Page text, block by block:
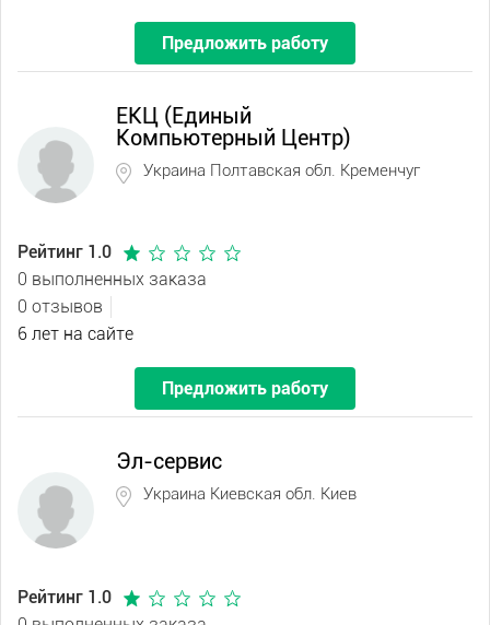
Предложить работу
ЕКЦ (Единый
Компьютерный Центр)
Украина Полтавская обл. Кременчуг
Рейтинг 1.0
0 выполненных заказа
0 отзывов
6 лет на сайте
Предложить работу
Эл-сервис
Украина Киевская обл. Киев
Рейтинг 1.0